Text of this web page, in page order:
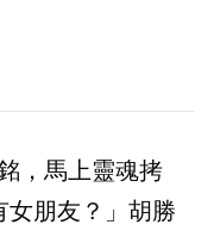
，馬上靈魂拷
女朋友？」胡勝